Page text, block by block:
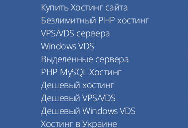
Купить Хостинг сайта
Безлимитный PHP хостинг
VPS/VDS сервера
Windows VDS
Выделенные сервера
PHP MySQL Хостинг
Дешевый хостинг
Дешевый VPS/VDS
Дешевый Windows VDS
Хостинг в Украине